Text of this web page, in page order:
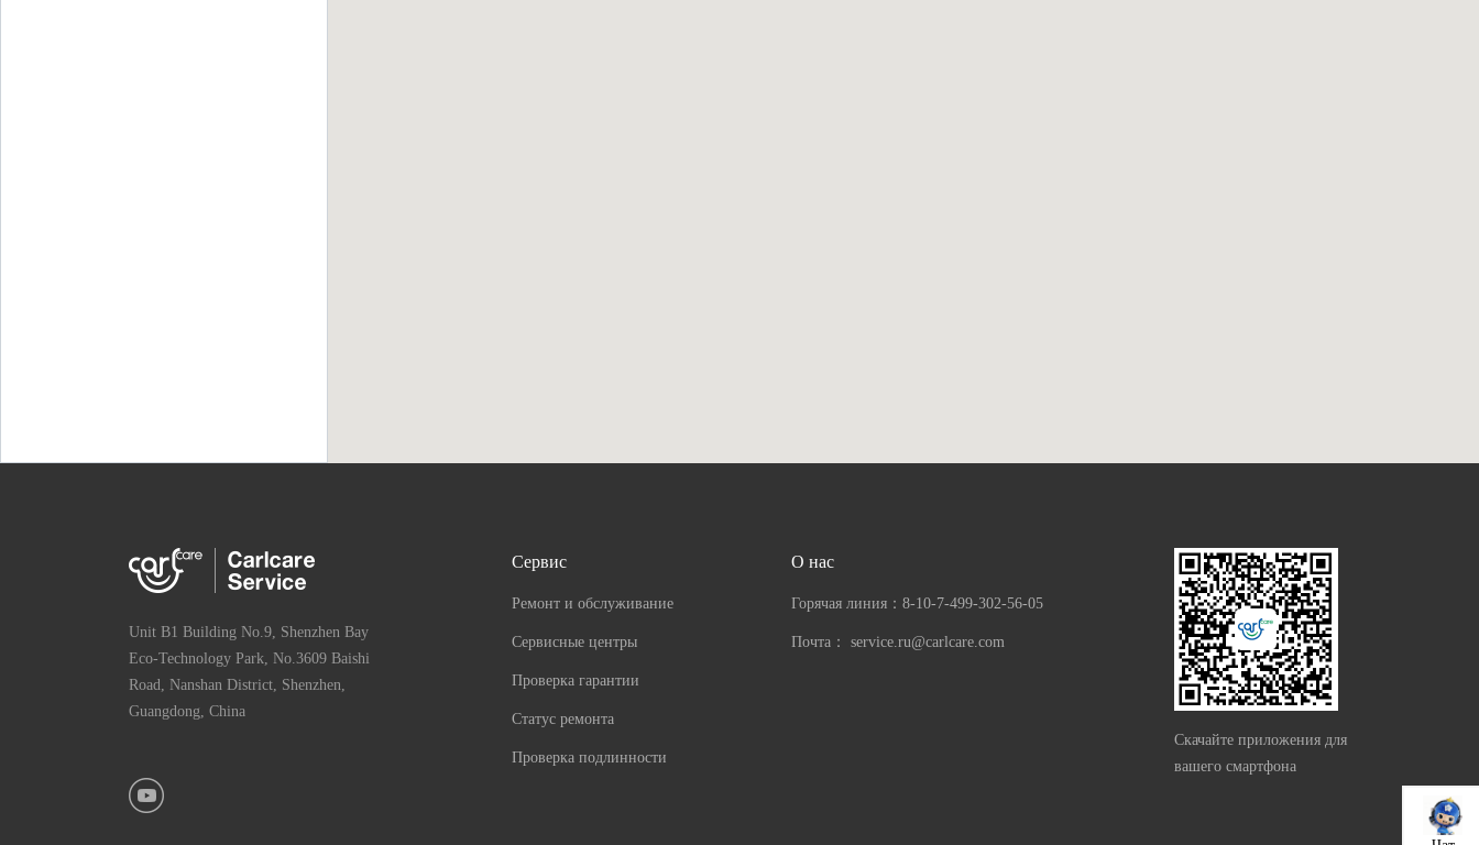
Unit B1 Building No.9, Shenzhen Bay
Eco-Technology Park, No.3609 Baishi
Road, Nanshan District, Shenzhen,
Guangdong, China
Сервис
Ремонт и обслуживание
Сервисные центры
Проверка гарантии
Статус ремонта
Проверка подлинности
О нас
Горячая линия： 8-10-7-499-302-56-05
Почта： service.ru@carlcare.com
Скачайте приложения для
вашего смартфона